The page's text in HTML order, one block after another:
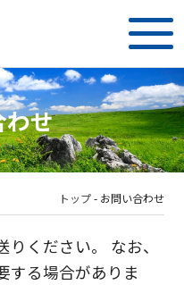
わせ
トップ - お問い合わせ
ください。 なお、
する場合がありま